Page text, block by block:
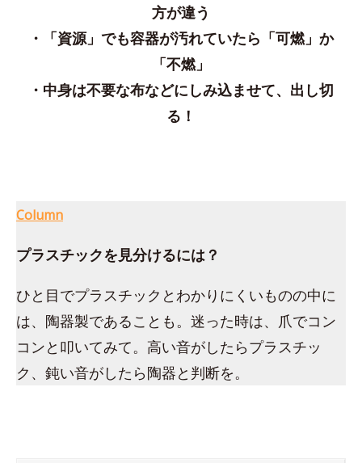
方が違う
・「資源」でも容器が汚れていたら「可燃」か
「不燃」
・中身は不要な布などにしみ込ませて、出し切
る！
Column
プラスチックを見分けるには？
ひと目でプラスチックとわかりにくいものの中に
は、陶器製であることも。迷った時は、爪でコン
コンと叩いてみて。高い音がしたらプラスチッ
ク、鈍い音がしたら陶器と判断を。